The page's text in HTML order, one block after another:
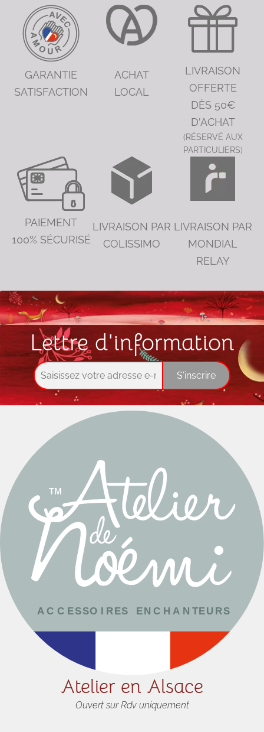
GARANTIE
SATISFACTION
ACHAT
LOCAL
LIVRAISON
OFFERTE
DÈS 50€
D'ACHAT
(RÉSERVÉ AUX
PARTICULIERS)
PAIEMENT
100% SÉCURISÉ
LIVRAISON PAR
COLISSIMO
LIVRAISON PAR
MONDIAL
RELAY
Lettre d'information
S'inscrire
Atelier en Alsace
Ouvert sur Rdv uniquement